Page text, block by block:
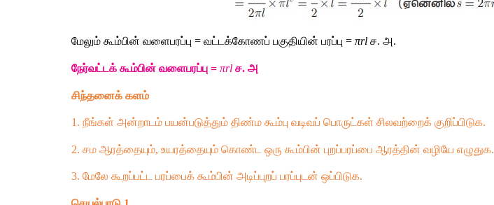
மேலும் கூம்பின் வளைபரப்பு = வட்டக்கோணப் பகுதியின் பரப்பு = πrl ச. அ.
நேர்வட்டக் கூம்பின் வளைபரப்பு = πrl ச. அ
சிந்தனைக் களம்
1. நீங்கள் அன்றாடம் பயன்படுத்தும் திண்ம கூம்பு வடிவப் பொருட்கள் சிலவற்றைக் குறிப்பிடுக.
2. சம ஆரத்தையும், உயரத்தையும் கொண்ட ஒரு கூம்பின் புறப்பரப்பை ஆரத்தின் வழியே எழுதுக.
3. மேலே கூறப்பட்ட பரப்பைக் கூம்பின் அடிப்புறப் பரப்புடன் ஒப்பிடுக.